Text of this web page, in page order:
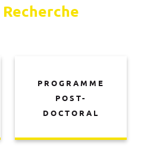
Recherche
PROGRAMME
POST-
DOCTORAL